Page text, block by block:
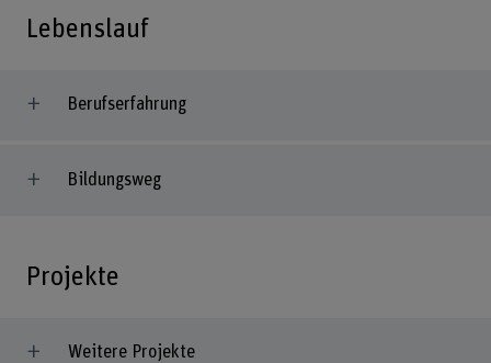
Lebenslauf
Berufserfahrung
Bildungsweg
Projekte
Weitere Projekte